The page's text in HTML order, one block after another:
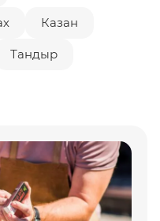
Казан
Тандыр